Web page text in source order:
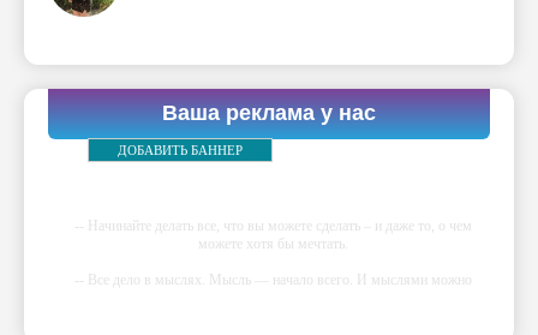
Ваша реклама у нас
ДОБАВИТЬ БАННЕР
-- Начинайте делать все, что вы можете сделать – и даже то, о чем
можете хотя бы мечтать.
-- Все дело в мыслях. Мысль — начало всего. И мыслями можно